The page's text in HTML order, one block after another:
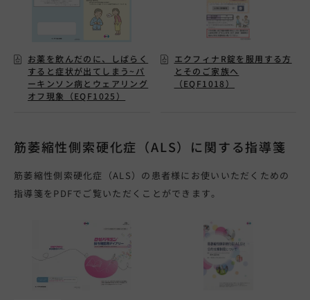
お薬を飲んだのに、しばらく
すると症状が出てしまう~パ
ーキンソン病とウェアリング
オフ現象（EQF1025）
エクフィナR錠を服用する方
とそのご家族へ
（EQF1018）
筋萎縮性側索硬化症（ALS）に関する指導箋
筋萎縮性側索硬化症（ALS）の患者様にお使いいただくための
指導箋をPDFでご覧いただくことができます。